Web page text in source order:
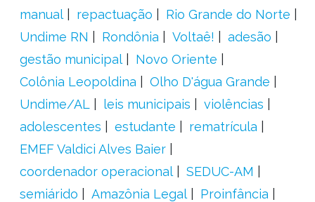
manual
repactuação
Rio Grande do Norte
Undime RN
Rondônia Voltaê!
adesão
gestão municipal
Novo Oriente
Colônia Leopoldina
Olho D'água Grande
Undime/AL
leis municipais
violências
adolescentes
estudante
rematrícula
EMEF Valdici Alves Baier
coordenador operacional
SEDUC-AM
semiárido
Amazônia Legal
Proinfância